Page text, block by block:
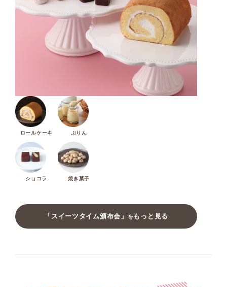
ロールケーキ ぷりん
ショコラ 焼き菓子
「スイーツタイム頒布会」 をもっと見る